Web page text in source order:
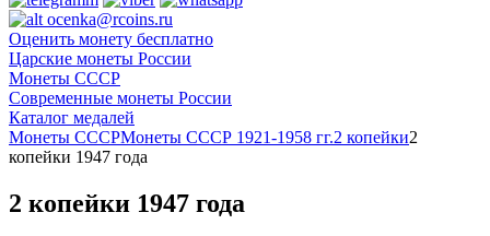
ocenka@rcoins.ru
Оценить монету бесплатно
Царские монеты России
Монеты СССР
Современные монеты России
Каталог медалей
Монеты СССРМонеты СССР 1921-1958 гг.2 копейки2
копейки 1947 года
2 копейки 1947 года